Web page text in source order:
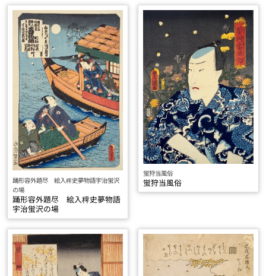
踊形容外題尽 絵入稗史夢物語宇治蛍沢
の場
踊形容外題尽 絵入稗史夢物語
宇治蛍沢の場
蛍狩当風俗
蛍狩当風俗